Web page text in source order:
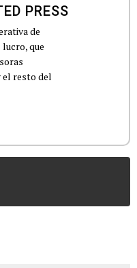
PRESS
de
que
el resto del